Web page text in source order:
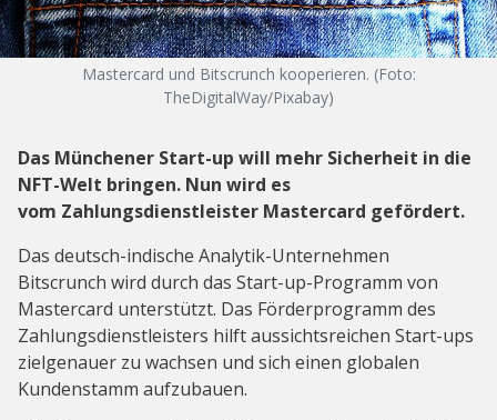
Mastercard und Bitscrunch kooperieren. (Foto:
TheDigitalWay/Pixabay)
Das Münchener Start-up will mehr Sicherheit in die
NFT-Welt bringen. Nun wird es
vom Zahlungsdienstleister Mastercard gefördert.
Das deutsch-indische Analytik-Unternehmen
Bitscrunch wird durch das Start-up-Programm von
Mastercard unterstützt. Das Förderprogramm des
Zahlungsdienstleisters hilft aussichtsreichen Start-ups
zielgenauer zu wachsen und sich einen globalen
Kundenstamm aufzubauen.